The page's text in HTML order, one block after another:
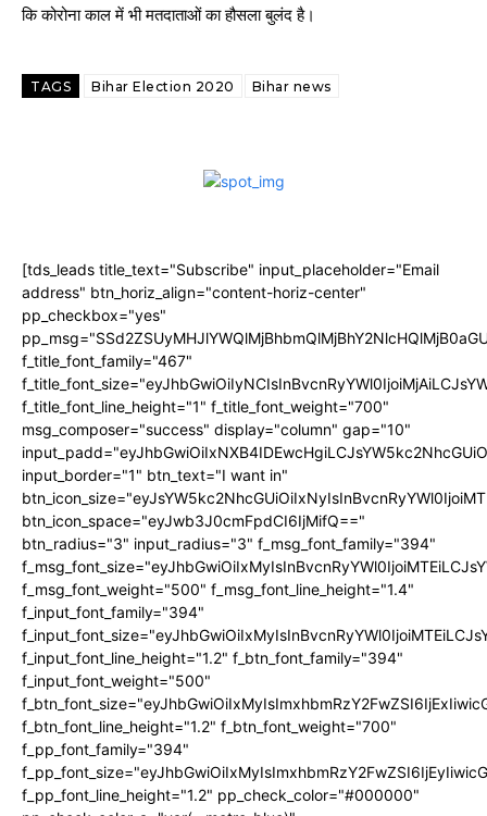
कि कोरोना काल में भी मतदाताओं का हौसला बुलंद है।
TAGS Bihar Election 2020 Bihar news
[tds_leads title_text="Subscribe" input_placeholder="Email
address" btn_horiz_align="content-horiz-center"
pp_checkbox="yes"
f_title_font_family="467"
f_title_font_line_height="1" f_title_font_weight="700"
msg_composer="success" display="column" gap="10"
input_border="1" btn_text="I want in"
btn_icon_space="eyJwb3J0cmFpdCI6IjMifQ=="
btn_radius="3" input_radius="3" f_msg_font_family="394"
f_msg_font_weight="500" f_msg_font_line_height="1.4"
f_input_font_family="394"
f_input_font_line_height="1.2" f_btn_font_family="394"
f_input_font_weight="500"
f_btn_font_line_height="1.2" f_btn_font_weight="700"
f_pp_font_family="394"
f_pp_font_line_height="1.2" pp_check_color="#000000"